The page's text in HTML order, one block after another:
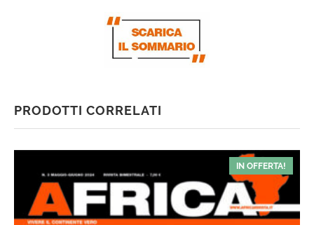
PRODOTTI CORRELATI
IN OFFERTA!